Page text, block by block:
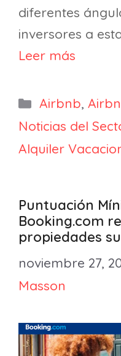
diferentes
inversores a
Leer más
Categorías
Airbnb,
Noticias del
Alquiler
Puntuación
Booking.com
propiedades
noviembre 27,
Masson